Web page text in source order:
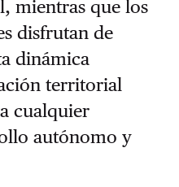
mientras que los
disfrutan de
dinámica
territorial
cualquier
autónomo y